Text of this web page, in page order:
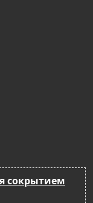
сокрытием